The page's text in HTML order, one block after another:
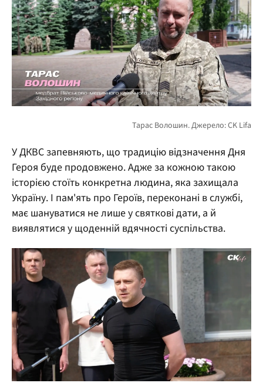
У ДКВС запевняють, що традицію відзначення Дня
Героя буде продовжено. Адже за кожною такою
історією стоїть конкретна людина, яка захищала
Україну. І пам'ять про Героїв, переконані в службі,
має шануватися не лише у святкові дати, а й
виявлятися у щоденній вдячності суспільства.